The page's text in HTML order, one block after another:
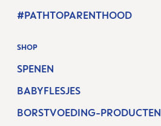
#PATHTOPARENTHOOD
SHOP
SPENEN
BABYFLESJES
BORSTVOEDING-PRODUCTEN